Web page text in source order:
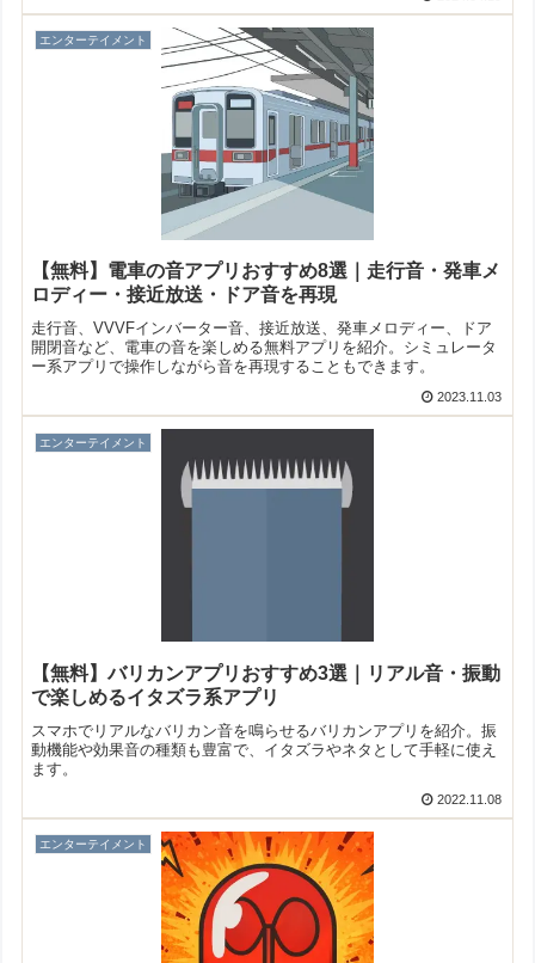
エンターテイメント
【無料】電車の音アプリおすすめ8選｜走行音・発車メ
ロディー・接近放送・ドア音を再現
走行音、VVVFインバーター音、接近放送、発車メロディー、ドア
開閉音など、電車の音を楽しめる無料アプリを紹介。シミュレータ
ー系アプリで操作しながら音を再現することもできます。
2023.11.03
エンターテイメント
【無料】バリカンアプリおすすめ3選｜リアル音・振動
で楽しめるイタズラ系アプリ
スマホでリアルなバリカン音を鳴らせるバリカンアプリを紹介。振
動機能や効果音の種類も豊富で、イタズラやネタとして手軽に使え
ます。
2022.11.08
エンターテイメント